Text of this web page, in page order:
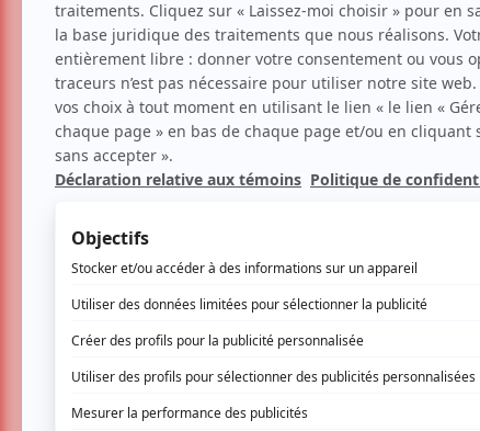
Musique
Musique classique
30 mars 2014 - 19h30
Salle Marguerite-Bourgeoys
1750, rue Sauriol E.,